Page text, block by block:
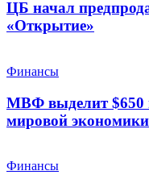
ЦБ начал
«Открытие»
Финансы
МВФ выделит $650
мировой экономики
Финансы